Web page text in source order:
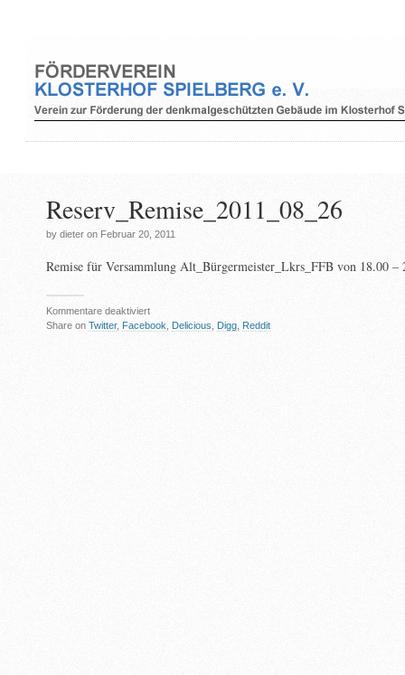
Reserv_Remise_2011_08_26
by dieter on Februar 20, 2011
Remise für Versammlung Alt_Bürgermeister_Lkrs_FFB von 18.00 –
Kommentare deaktiviertfür
Reserv_Remise_2011_08_26
Share on Twitter, Facebook Delicious Digg Reddit